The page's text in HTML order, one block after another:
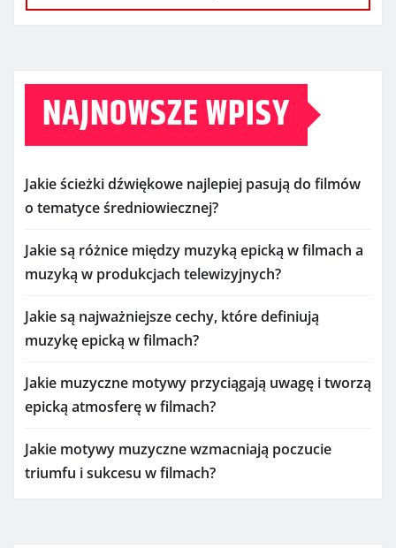
NAJNOWSZE WPISY
Jakie ścieżki dźwiękowe najlepiej pasują do filmów
o tematyce średniowiecznej?
Jakie są różnice między muzyką epicką w filmach a
muzyką w produkcjach telewizyjnych?
Jakie są najważniejsze cechy, które definiują
muzykę epicką w filmach?
Jakie muzyczne motywy przyciągają uwagę i tworzą
epicką atmosferę w filmach?
Jakie motywy muzyczne wzmacniają poczucie
triumfu i sukcesu w filmach?